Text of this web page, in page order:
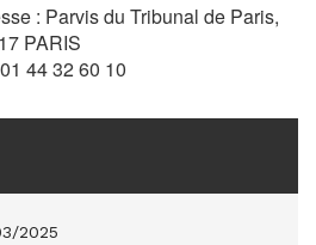
: Parvis du Tribunal de Paris,
PARIS
44 32 60 10
2025